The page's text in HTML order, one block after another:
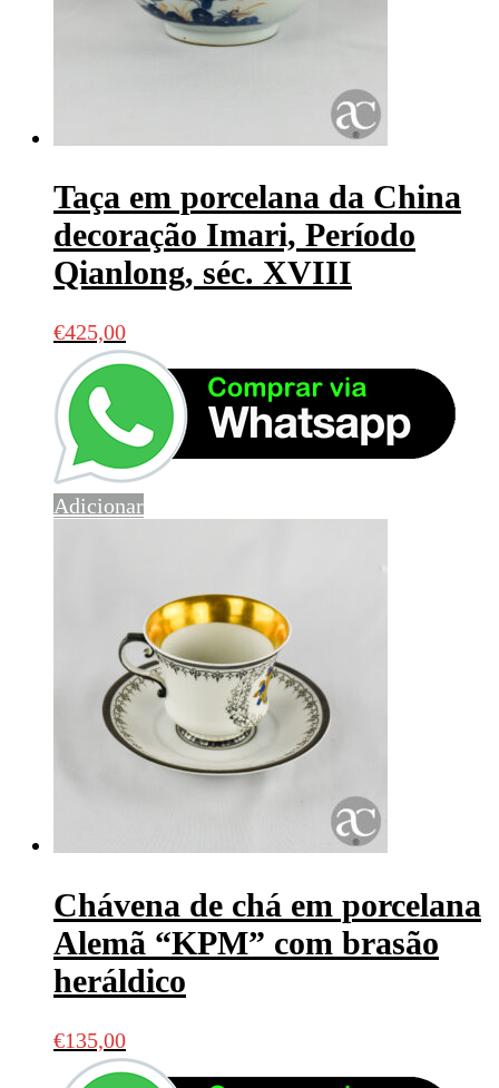
Taça em porcelana da China
decoração Imari, Período
Qianlong, séc. XVIII
€425,00
Adicionar
Chávena de chá em porcelana
Alemã “KPM” com brasão
heráldico
€135,00